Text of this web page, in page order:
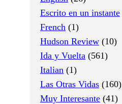
Escrito en un instante
French (1)
Hudson Review (10)
Ida y Vuelta (561)
Italian (1)
Las Otras Vidas (160)
Muy Interesante (41)